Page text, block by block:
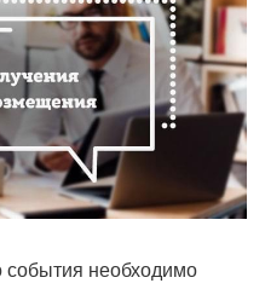
события необходимо